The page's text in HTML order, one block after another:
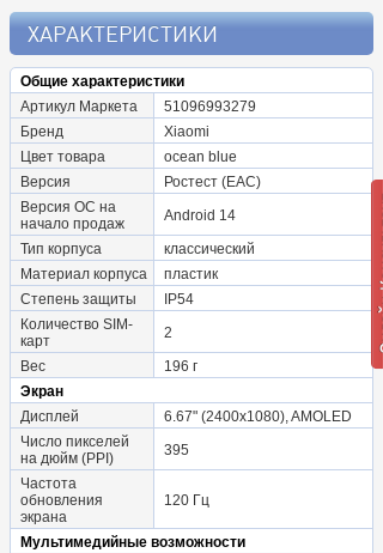
ХАРАКТЕРИСТИКИ
Общие характеристики
Артикул Маркета
51096993279
Бренд
Xiaomi
Цвет товара
ocean blue
Версия
Ростест (EAC)
Версия ОС на
начало продаж
Android 14
Тип корпуса
классический
Материал корпуса
пластик
Степень защиты
IP54
Количество SIM-
карт
2
Вес
196 г
Экран
Дисплей
6.67" (2400x1080), AMOLED
Число пикселей
на дюйм (PPI)
395
Частота
обновления
экрана
120 Гц
Мультимедийные возможности